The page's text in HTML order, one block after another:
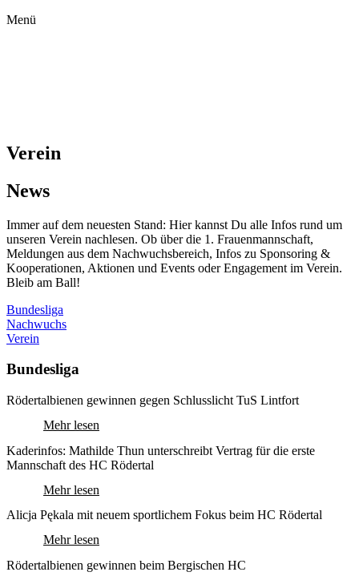
Menü
Verein
News
Immer auf dem neuesten Stand: Hier kannst Du alle Infos rund um
unseren Verein nachlesen. Ob über die 1. Frauenmannschaft,
Meldungen aus dem Nachwuchsbereich, Infos zu Sponsoring &
Kooperationen, Aktionen und Events oder Engagement im Verein.
Bleib am Ball!
Bundesliga
Nachwuchs
Verein
Bundesliga
Rödertalbienen gewinnen gegen Schlusslicht TuS Lintfort
Mehr lesen
Kaderinfos: Mathilde Thun unterschreibt Vertrag für die erste
Mannschaft des HC Rödertal
Mehr lesen
Alicja Pękala mit neuem sportlichem Fokus beim HC Rödertal
Mehr lesen
Rödertalbienen gewinnen beim Bergischen HC